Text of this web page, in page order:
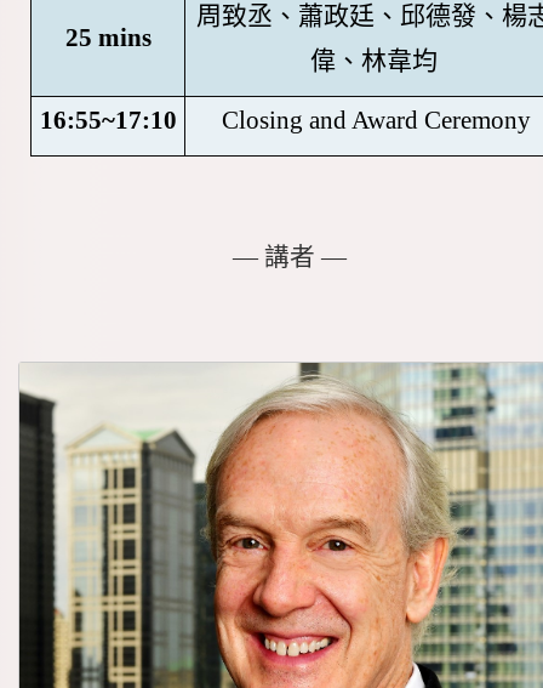
25 mins
周致丞、蕭政廷、邱德發、楊
偉、林韋均
16:55~17:10 Closing and Award Ceremony
― 講者 ―